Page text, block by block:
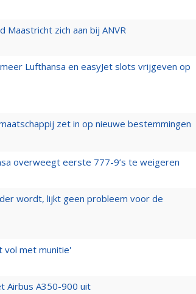
Maastricht zich aan bij ANVR
Lufthansa en easyJet slots vrijgeven op
zet in op nieuwe bestemmingen
overweegt eerste 777-9’s te weigeren
wordt, lijkt geen probleem voor de
vol met munitie'
Airbus A350-900 uit